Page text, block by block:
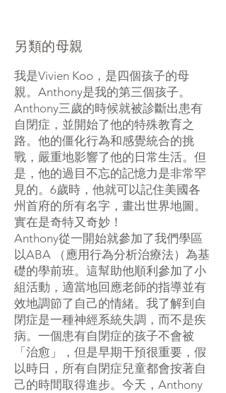
另類的母親
我是Vivien Koo，是四個孩子的母
親。Anthony是我的第三個孩子。
Anthony三歲的時候就被診斷出患有
自閉症，並開始了他的特殊教育之
路。他的僵化行為和感覺統合的挑
戰，嚴重地影響了他的日常生活。但
是，他的過目不忘的記憶力是非常罕
見的。6歲時，他就可以記住美國各
州首府的所有名字，畫出世界地圖。
實在是奇特又奇妙！
Anthony從一開始就參加了我們學區
以ABA （應用行為分析治療法）為基
礎的學前班。這幫助他順利參加了小
組活動，適當地回應老師的指導並有
效地調節了自己的情緒。我了解到自
閉症是一種神經系統失調，而不是疾
病。一個患有自閉症的孩子不會被
「治愈」，但是早期干預很重要，假
以時日，所有自閉症兒童都會按著自
己的時間取得進步。今天，Anthony